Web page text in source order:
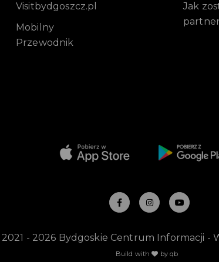
Visitbydgoszcz.pl
Mobilny
Przewodnik
Jak
- 2026 Bydgoskie Centrum Informacji -
Build with by qb